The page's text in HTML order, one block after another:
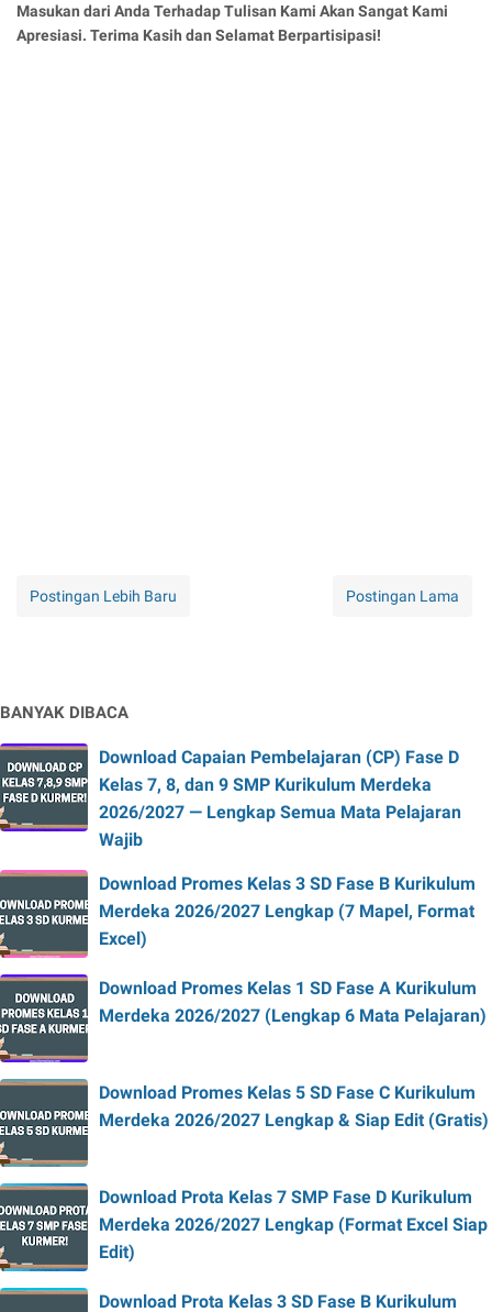
Masukan dari Anda Terhadap Tulisan Kami Akan Sangat Kami
Apresiasi. Terima Kasih dan Selamat Berpartisipasi!
Postingan Lebih Baru Postingan Lama
BANYAK DIBACA
Download Capaian Pembelajaran (CP) Fase D
Kelas 7, 8, dan 9 SMP Kurikulum Merdeka
2026/2027 — Lengkap Semua Mata Pelajaran
Wajib
Download Promes Kelas 3 SD Fase B Kurikulum
Merdeka 2026/2027 Lengkap (7 Mapel, Format
Excel)
Download Promes Kelas 1 SD Fase A Kurikulum
Merdeka 2026/2027 (Lengkap 6 Mata Pelajaran)
Download Promes Kelas 5 SD Fase C Kurikulum
Merdeka 2026/2027 Lengkap & Siap Edit (Gratis)
Download Prota Kelas 7 SMP Fase D Kurikulum
Merdeka 2026/2027 Lengkap (Format Excel Siap
Edit)
Download Prota Kelas 3 SD Fase B Kurikulum